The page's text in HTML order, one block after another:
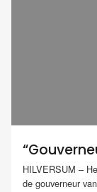
HILVERSUM –
de gouverneur